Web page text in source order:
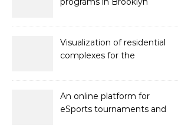
Visualization of residential
complexes for the
An online platform for
eSports tournaments and